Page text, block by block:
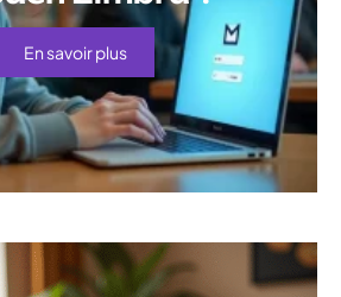
En savoir plus